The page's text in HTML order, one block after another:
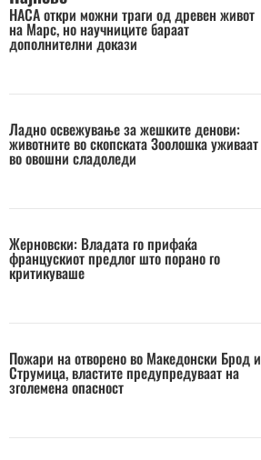
НАСА откри можни траги од древен живот
на Марс, но научниците бараат
дополнителни докази
Ладно освежување за жешките денови:
животните во скопската Зоолошка уживаат
во овошни сладоледи
Жерновски: Владата го прифаќа
францускиот предлог што порано го
критикуваше
Пожари на отворено во Македонски Брод и
Струмица, властите предупредуваат на
зголемена опасност